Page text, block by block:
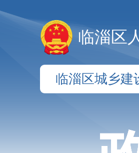
临淄区
临淄区城乡建